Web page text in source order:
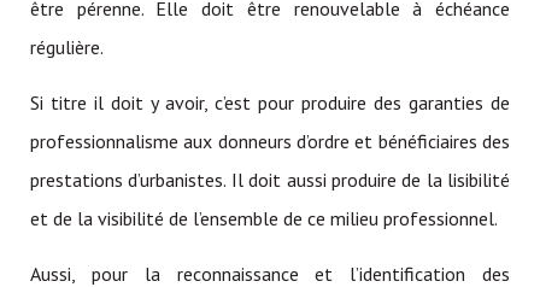
être pérenne. Elle doit être renouvelable à échéance
régulière.
Si titre il doit y avoir, c’est pour produire des garanties de
professionnalisme aux donneurs d’ordre et bénéficiaires des
prestations d’urbanistes. Il doit aussi produire de la lisibilité
et de la visibilité de l’ensemble de ce milieu professionnel.
Aussi, pour la reconnaissance et l’identification des